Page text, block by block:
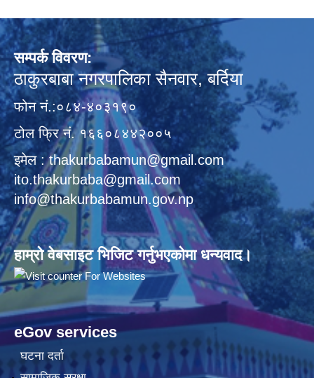
सम्पर्क विवरण:
ठाकुरबाबा नगरपालिका सैनवार, बर्दिया
फोन नं.:०८४-४०३१९०
टोल फ्रि नं. १६६०८४४२००५
इमेल : thakurbabamun@gmail.com
ito.thakurbaba@gmail.com
info@thakurbabamun.gov.np
हाम्रो वेबसाइट भिजिट गर्नुभएकोमा धन्यवाद।
eGov services
घटना दर्ता